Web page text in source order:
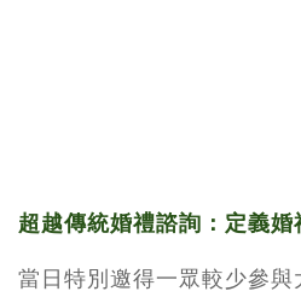
超越傳統婚禮諮詢：定義
當日特別邀得一眾較少參